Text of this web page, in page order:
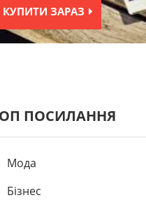
КУПИТИ ЗАРАЗ
ПОСИЛАННЯ
Мода
Бізнес